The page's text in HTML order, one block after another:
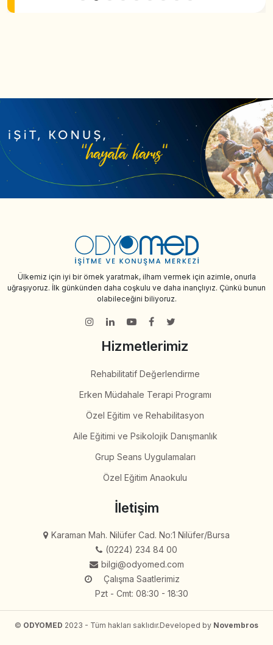
Ülkemiz için iyi bir örnek yaratmak, ilham vermek için azimle, onurla
uğraşıyoruz. İlk günkünden daha coşkulu ve daha inançlıyız. Çünkü bunun
olabileceğini biliyoruz.
Hizmetlerimiz
Rehabilitatif Değerlendirme
Erken Müdahale Terapi Programı
Özel Eğitim ve Rehabilitasyon
Aile Eğitimi ve Psikolojik Danışmanlık
Grup Seans Uygulamaları
Özel Eğitim Anaokulu
İletişim
Karaman Mah. Nilüfer Cad. No:1 Nilüfer/Bursa
(0224) 234 84 00
bilgi@odyomed.com
Çalışma Saatlerimiz
Pzt - Cmt: 08:30 - 18:30
© ODYOMED 2023 - Tüm hakları saklıdır.Developed by Novembros